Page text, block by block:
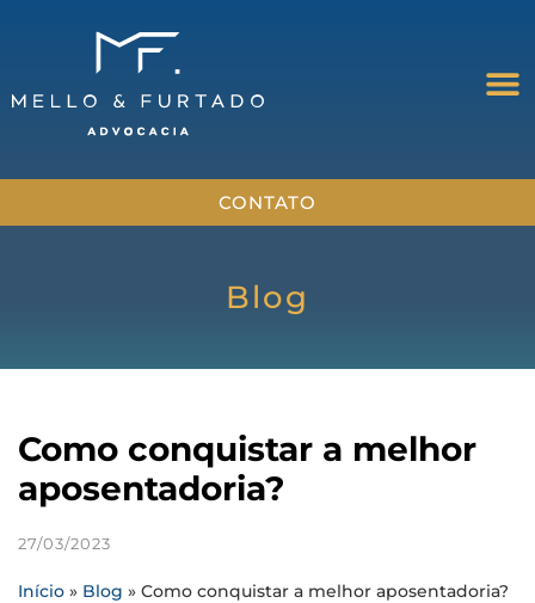
CONTATO
Blog
Como conquistar a melhor
aposentadoria?
27/03/2023
Início » Blog » Como conquistar a melhor aposentadoria?